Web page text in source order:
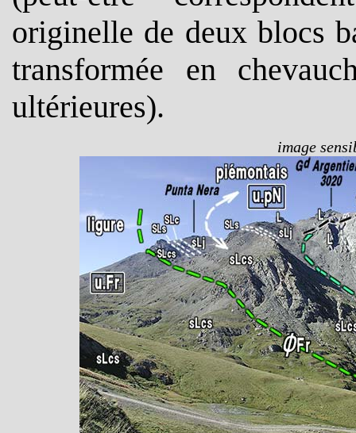
originelle de deux blocs
transformée en
ultérieures).
image